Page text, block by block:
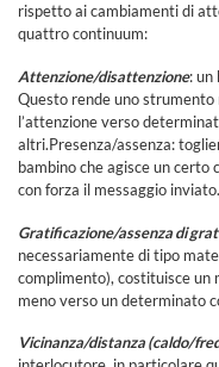
rispetto ai cambiamenti di
quattro continuum:
Attenzione/disattenzione: un
Questo rende uno strumento
l’attenzione verso
altri.Presenza/assenza:
bambino che agisce un
con forza il messaggio inviato.
Gratificazione/assenza di
necessariamente di tipo
complimento), costituisce un
meno verso un determinato
Vicinanza/distanza (caldo/